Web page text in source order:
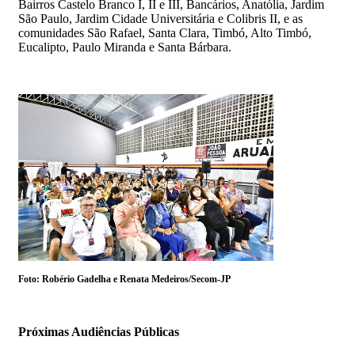
Bairros Castelo Branco I, II e III, Bancários, Anatólia, Jardim
São Paulo, Jardim Cidade Universitária e Colibris II, e as
comunidades São Rafael, Santa Clara, Timbó, Alto Timbó,
Eucalipto, Paulo Miranda e Santa Bárbara.
Foto: Robério Gadelha e Renata Medeiros/Secom-JP
Próximas Audiências Públicas